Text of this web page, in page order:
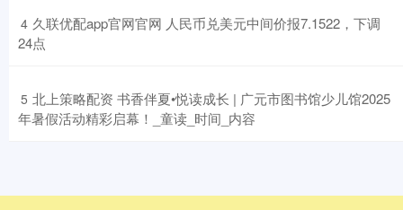
4 ​久联优配app官网官网 人民币兑美元中间价报7.1522，下调
24点
5 ​北上策略配资 书香伴夏•悦读成长 | 广元市图书馆少儿馆2025
年暑假活动精彩启幕！_童读_时间_内容